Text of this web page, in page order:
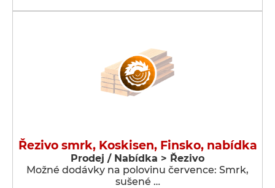
Řezivo smrk, Koskisen, Finsko, nabídka
Prodej / Nabídka > Řezivo
Možné dodávky na polovinu července: Smrk,
sušené …